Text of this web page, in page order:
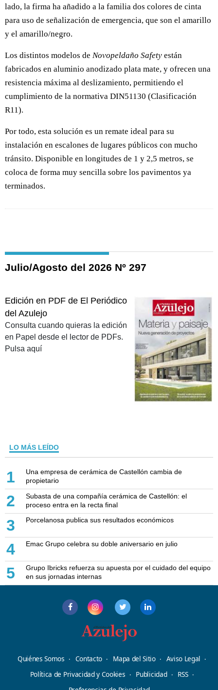
lado, la firma ha añadido a la familia dos colores de cinta
para uso de señalización de emergencia, que son el amarillo
y el amarillo/negro.
Los distintos modelos de Novopeldaño Safety están
fabricados en aluminio anodizado plata mate, y ofrecen una
resistencia máxima al deslizamiento, permitiendo el
cumplimiento de la normativa DIN51130 (Clasificación
R11).
Por todo, esta solución es un remate ideal para su
instalación en escalones de lugares públicos con mucho
tránsito. Disponible en longitudes de 1 y 2,5 metros, se
coloca de forma muy sencilla sobre los pavimentos ya
terminados.
Julio/Agosto del 2026 Nº 297
Edición en PDF de El Periódico
del Azulejo
Consulta cuando quieras la edición
en Papel desde el lector de PDFs.
Pulsa aquí
LO MÁS LEÍDO
1
Una empresa de cerámica de Castellón cambia de
propietario
2
Subasta de una compañía cerámica de Castellón: el
proceso entra en la recta final
3 Porcelanosa publica sus resultados económicos
4 Emac Grupo celebra su doble aniversario en julio
5
Grupo Ibricks refuerza su apuesta por el cuidado del equipo
en sus jornadas internas
Quiénes Somos Contacto Mapa del Sitio
Aviso Legal
Política de Privacidad y Cookies
Publicidad
RSS